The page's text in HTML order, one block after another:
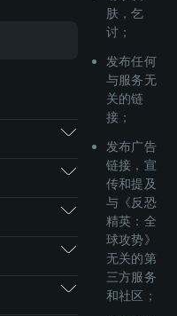
肤，乞
讨；
发布任何
与服务无
关的链
接；
发布广告
链接，宣
传和提及
与《反恐
精英：全
球攻势》
无关的第
三方服务
和社区；